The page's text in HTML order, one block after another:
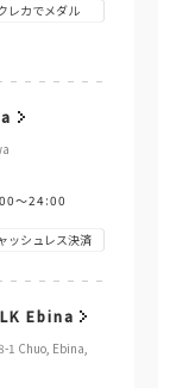
レカでメダル
～24:00
ッシュレス決済
Ebina
1 Chuo, Ebina,